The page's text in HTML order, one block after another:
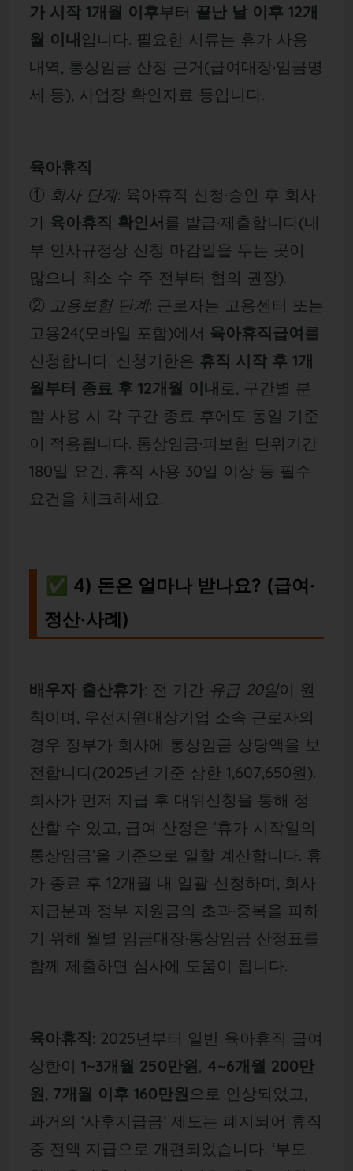
가 시작 1개월 이후부터 끝난 날 이후 12개
월 이내입니다. 필요한 서류는 휴가 사용
내역, 통상임금 산정 근거(급여대장·임금명
세 등), 사업장 확인자료 등입니다.
육아휴직
① 회사 단계: 육아휴직 신청·승인 후 회사
가 육아휴직 확인서 를 발급·제출합니다(내
부 인사규정상 신청 마감일을 두는 곳이
많으니 최소 수 주 전부터 협의 권장).
② 고용보험 단계: 근로자는 고용센터 또는
고용24(모바일 포함)에서 육아휴직급여 를
신청합니다. 신청기한은 휴직 시작 후 1개
월부터 종료 후 12개월 이내 로, 구간별 분
할 사용 시 각 구간 종료 후에도 동일 기준
이 적용됩니다. 통상임금·피보험 단위기간
180일 요건, 휴직 사용 30일 이상 등 필수
요건을 체크하세요.
✅ 4) 돈은 얼마나 받나요? (급여·
정산·사례)
배우자 출산휴가: 전 기간 유급 20일이 원
칙이며, 우선지원대상기업 소속 근로자의
경우 정부가 회사에 통상임금 상당액을 보
전합니다(2025년 기준 상한 1,607,650원).
회사가 먼저 지급 후 대위신청을 통해 정
산할 수 있고, 급여 산정은 ‘휴가 시작일의
통상임금’을 기준으로 일할 계산합니다. 휴
가 종료 후 12개월 내 일괄 신청하며, 회사
지급분과 정부 지원금의 초과·중복을 피하
기 위해 월별 임금대장·통상임금 산정표를
함께 제출하면 심사에 도움이 됩니다.
육아휴직 : 2025년부터 일반 육아휴직 급여
상한이 1~3개월 250만원 , 4~6개월 200만
원 , 7개월 이후 160만원 으로 인상되었고,
과거의 ‘사후지급금’ 제도는 폐지되어 휴직
중 전액 지급으로 개편되었습니다. ‘부모